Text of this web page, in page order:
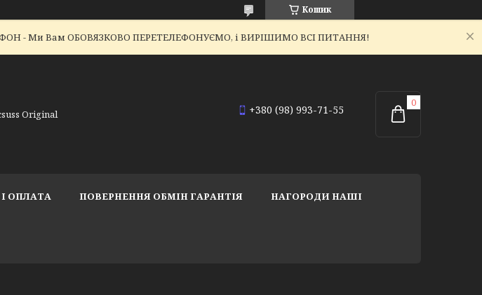
Кошик
- Ми Вам ОБОВЯЗКОВО ПЕРЕТЕЛЕФОНУЄМО, і ВИРІШИМО ВСІ ПИТАННЯ!
Original +380 (98) 993-71-55
ОПЛАТА ПОВЕРНЕННЯ ОБМІН ГАРАНТІЯ НАГОРОДИ НАШІ